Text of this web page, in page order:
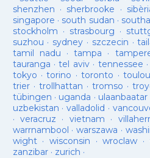
shenzhen · sherbrooke ·
singapore · south sudan ·
stockholm · strasbourg ·
suzhou · sydney · szczecin ·
tamil nadu ·tampa ·
tauranga ·tel aviv· tennessee
tokyo ·torino ·toronto ·
trier· trollhattan · tromso ·
tübingen · uganda · ulaanbaatar
uzbekistan · valladolid ·
· veracruz · vietnam ·
warrnambool ·warszawa ·
wight· wisconsin ·wroclaw ·
zanzibar· zurich ·